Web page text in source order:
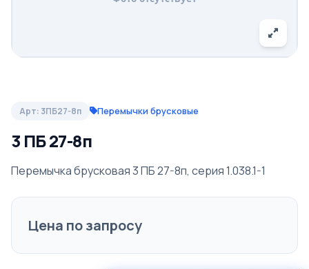
Арт: 3ПБ27-8п Перемычки брусковые
3 ПБ 27-8п
Перемычка брусковая 3 ПБ 27-8п, серия 1.038.1-1
Цена по запросу